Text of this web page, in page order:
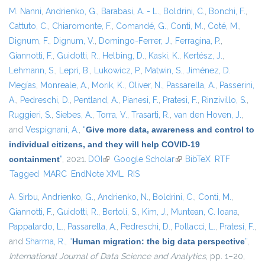
M. Nanni, Andrienko, G., Barabasi, A. - L., Boldrini, C., Bonchi, F.,
Cattuto, C., Chiaromonte, F., Comandé, G., Conti, M., Coté, M.,
Dignum, F., Dignum, V., Domingo-Ferrer, J., Ferragina, P.,
Giannotti, F., Guidotti, R., Helbing, D., Kaski, K., Kertész, J.,
Lehmann, S., Lepri, B., Lukowicz, P., Matwin, S., Jiménez, D.
Megías, Monreale, A., Morik, K., Oliver, N., Passarella, A., Passerini,
A., Pedreschi, D., Pentland, A., Pianesi, F., Pratesi, F., Rinzivillo, S.,
Ruggieri, S., Siebes, A., Torra, V., Trasarti, R., van den Hoven, J.,
and Vespignani, A., “Give more data, awareness and control to
individual citizens, and they will help COVID-19
containment”, 2021. DOI (link is external)
Google Scholar(link is external)
BibTeX RTF
Tagged MARC EndNote XML RIS
A. Sirbu, Andrienko, G., Andrienko, N., Boldrini, C., Conti, M.,
Giannotti, F., Guidotti, R., Bertoli, S., Kim, J., Muntean, C. Ioana,
Pappalardo, L., Passarella, A., Pedreschi, D., Pollacci, L., Pratesi, F.,
and Sharma, R., “Human migration: the big data perspective”,
International Journal of Data Science and Analytics, pp. 1–20,